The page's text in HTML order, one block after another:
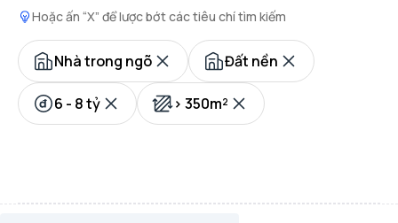
Hoặc ấn “X” để lược bớt các tiêu chí tìm kiếm
Nhà trong ngõ Đất nền
6 - 8 tỷ > 350m²